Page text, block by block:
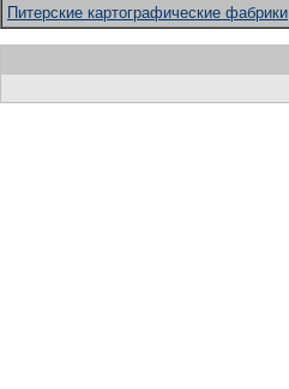
Питерские картографические фабрики